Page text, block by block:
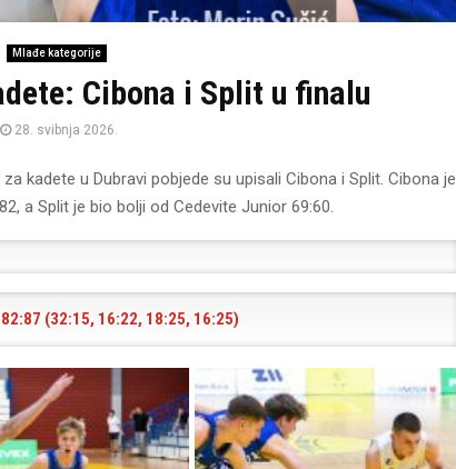
Mlađe kategorije
Cibona i Split u finalu
28. svibnja 2026.
kadete u Dubravi pobjede su upisali Cibona i Split. Cibona je
a Split je bio bolji od Cedevite Junior 69:60.
82:87 (32:15, 16:22, 18:25, 16:25)